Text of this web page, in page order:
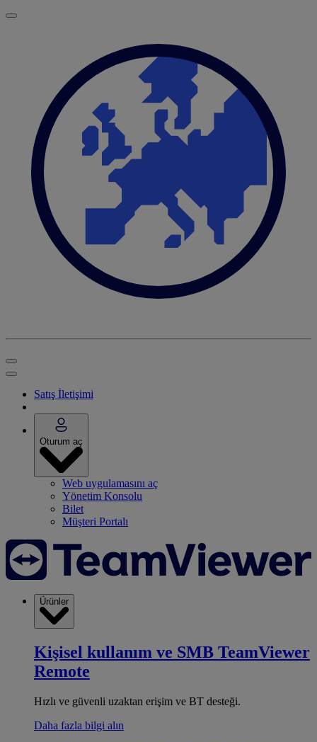
Satış İletişimi
Oturum aç
Web uygulamasını aç
Yönetim Konsolu
Bilet
Müşteri Portalı
Ürünler
Kişisel kullanım ve SMB TeamViewer
Remote
Hızlı ve güvenli uzaktan erişim ve BT desteği.
Daha fazla bilgi alın